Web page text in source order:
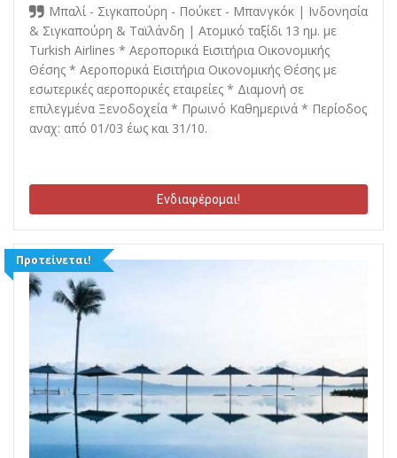
Μπαλί - Σιγκαπούρη - Πούκετ - Μπανγκόκ | Ινδονησία
& Σιγκαπούρη & Ταϊλάνδη | Ατομικό ταξίδι 13 ημ. με
Turkish Airlines * Αεροπορικά Εισιτήρια Οικονομικής
Θέσης * Αεροπορικά Εισιτήρια Οικονομικής Θέσης με
εσωτερικές αεροπορικές εταιρείες * Διαμονή σε
επιλεγμένα Ξενοδοχεία * Πρωινό Καθημερινά * Περίοδος
αναχ: από 01/03 έως και 31/10.
Ενδιαφέρομαι!
Προτείνεται!